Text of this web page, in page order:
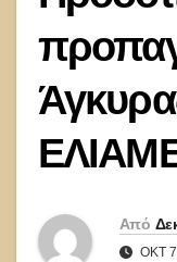
Από
ΟΚΤ